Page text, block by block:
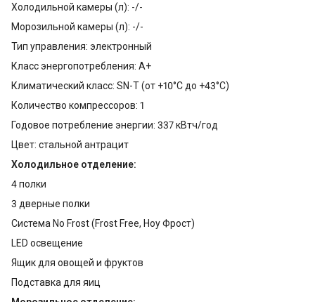
Холодильной камеры (л): -/-
Морозильной камеры (л): -/-
Тип управления: электронный
Класс энергопотребления: A+
Климатический класс: SN-T (от +10°С до +43°С)
Количество компрессоров: 1
Годовое потребление энергии: 337 кВтч/год
Цвет: стальной антрацит
Холодильное отделение:
4 полки
3 дверные полки
Система No Frost (Frost Free, Ноу Фрост)
LED освещение
Ящик для овощей и фруктов
Подставка для яиц